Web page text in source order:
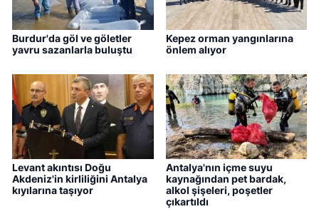
Burdur'da göl ve göletler
yavru sazanlarla buluştu
Kepez orman yangınlarına
önlem alıyor
Levant akıntısı Doğu
Akdeniz'in kirliliğini Antalya
kıyılarına taşıyor
Antalya'nın içme suyu
kaynağından pet bardak,
alkol şişeleri, poşetler
çıkartıldı